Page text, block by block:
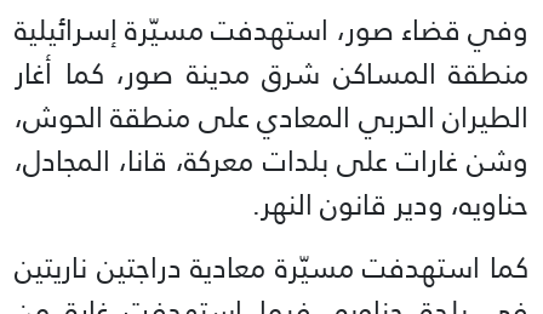
وفي قضاء صور، استهدفت مسيّرة إسرائيلية
منطقة المساكن شرق مدينة صور، كما أغار
الطيران الحربي المعادي على منطقة الحوش،
وشن غارات على بلدات معركة، قانا، المجادل،
حناويه، ودير قانون النهر.
كما استهدفت مسيّرة معادية دراجتين ناريتين